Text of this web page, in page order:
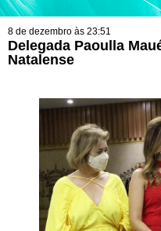
8 de dezembro às 23:51
Delegada Paoulla
Natalense